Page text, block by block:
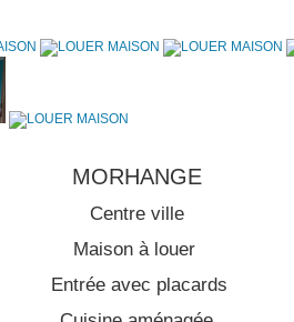
MORHANGE
Centre ville
Maison à louer
Entrée avec placards